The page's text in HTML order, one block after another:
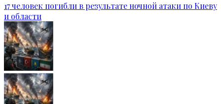
17 человек погибли в результате ночной атаки по Киеву
и области